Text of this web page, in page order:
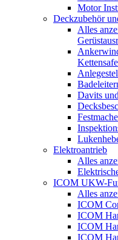
Motor
Deckzubehör
Alles
Davits
Elektroantrieb
Alles
ICOM UKW-
Alles
ICOM
ICOM
ICOM
ICOM